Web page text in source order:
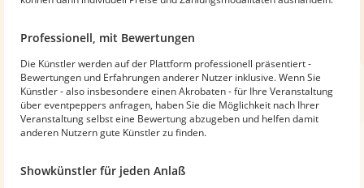
Professionell, mit Bewertungen
Die Künstler werden auf der Plattform professionell präsentiert -
Bewertungen und Erfahrungen anderer Nutzer inklusive. Wenn Sie
Künstler - also insbesondere einen Akrobaten - für Ihre Veranstaltung
über eventpeppers anfragen, haben Sie die Möglichkeit nach Ihrer
Veranstaltung selbst eine Bewertung abzugeben und helfen damit
anderen Nutzern gute Künstler zu finden.
Showkünstler für jeden Anlaß